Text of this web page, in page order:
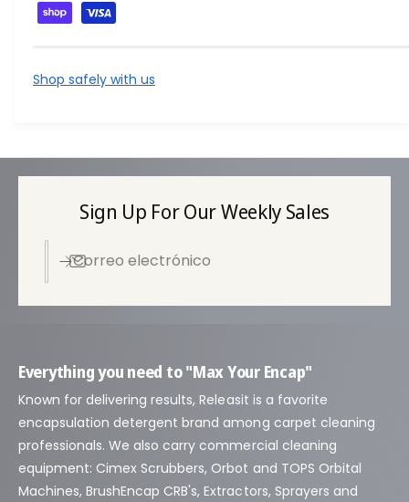
s
Shop safely with us
Sign Up For Our Weekly Sales
Correo electrónico
Everything you need to "Max Your Encap"
Known for delivering results, Releasit is a favorite
encapsulation detergent brand among carpet cleaning
professionals. We also carry commercial cleaning
equipment: Cimex Scrubbers, Orbot and TOPS Orbital
Machines, BrushEncap CRB's, Extractors, Sprayers and